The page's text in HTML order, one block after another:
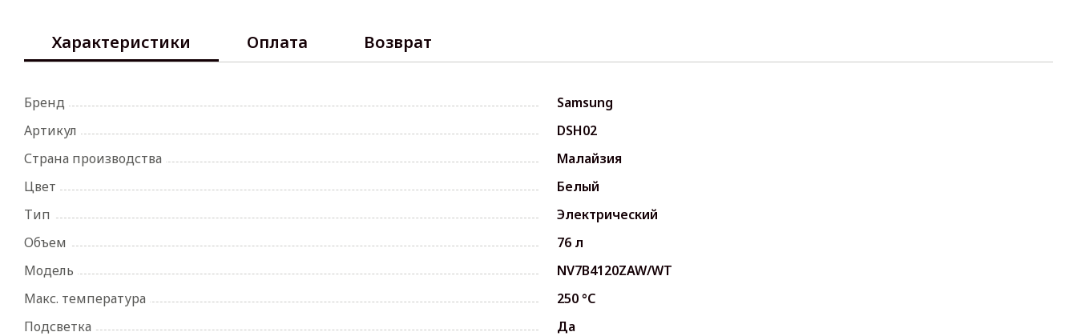
Характеристики Оплата Возврат
Бренд
Samsung
Артикул
DSH02
Страна производства
Малайзия
Цвет
Белый
Тип
Электрический
Объем
76 л
Модель
NV7B4120ZAW/WT
Макс. температура
250 °C
Подсветка
Да